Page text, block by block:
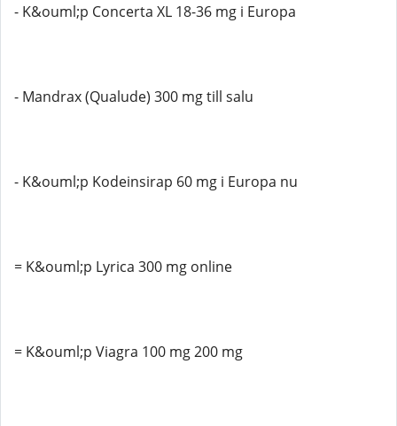
- K&ouml;p Concerta XL 18-36 mg i Europa
- Mandrax (Qualude) 300 mg till salu
- K&ouml;p Kodeinsirap 60 mg i Europa nu
= K&ouml;p Lyrica 300 mg online
= K&ouml;p Viagra 100 mg 200 mg